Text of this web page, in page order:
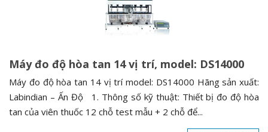
g
a
t
i
Máy đo độ hòa tan 14 vị trí, model: DS14000
Máy đo độ hòa tan 14 vị trí model: DS14000 Hãng sản xuất:
Labindian – Ấn Độ 1. Thông số kỹ thuật: Thiết bị đo độ hòa
tan của viên thuốc 12 chỗ test mẫu + 2 chỗ để...